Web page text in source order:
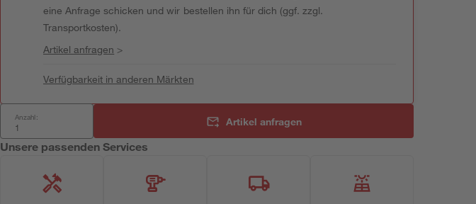
eine Anfrage schicken und wir bestellen ihn für dich (ggf. zzgl.
Transportkosten).
Artikel anfragen >
Verfügbarkeit in anderen Märkten
Anzahl: Artikel anfragen
Unsere passenden Services